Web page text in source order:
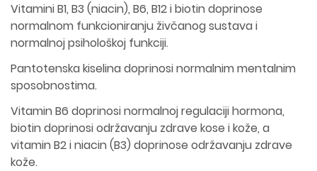
Vitamini B1, B3 (niacin), B6, B12 i biotin doprinose
normalnom funkcioniranju živčanog sustava i
normalnoj psihološkoj funkciji.
Pantotenska kiselina doprinosi normalnim mentalnim
sposobnostima.
Vitamin B6 doprinosi normalnoj regulaciji hormona,
biotin doprinosi održavanju zdrave kose i kože, a
vitamin B2 i niacin (B3) doprinose održavanju zdrave
kože.